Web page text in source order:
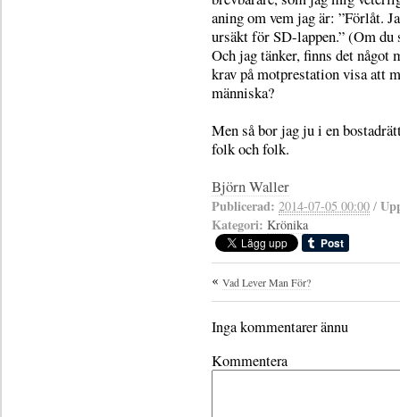
aning om vem jag är: ”Förlåt.
ursäkt för SD-lappen.” (Om du
Och jag tänker, finns det något
krav på motprestation visa att
människa?
Men så bor jag ju i en
folk och folk.
Björn Waller
Publicerad: 2014-07-05 00:00 /
Kategori: Krönika
Vad Lever Man För?
Inga kommentarer ännu
Kommentera